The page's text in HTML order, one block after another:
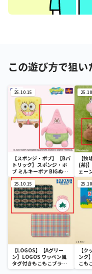
この遊び方で狙
25.10.15
【スポンジ・ボブ】【Bパ
トリック】スポンジ・ボ
ブ ミルキーボア BIGぬい
ぐるみ
【
(茶)
ェー
よし
25.10.15
【LOGOS】【Aグリー
ン】LOGOS ワッペン風
タグ付きもこもこブラン
ケット
【
ンク
こも